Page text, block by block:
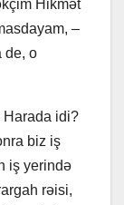
Hikmət
–
de, o
Harada idi?
biz iş
iş yerində
rəisi,